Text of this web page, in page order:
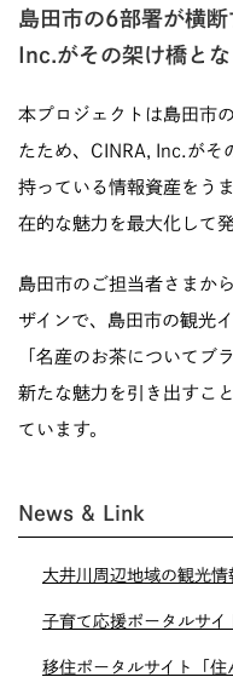
島田市の6部署が横
Inc.がその架け橋とな
本プロジェクトは島田市
たため、CINRA, Inc.がそ
持っている情報資産をう
在的な魅力を最大化して
島田市のご担当者さまか
ザインで、島田市の観光
「名産のお茶についてブ
新たな魅力を引き出すこ
ています。
News & Link
大井川周辺地域の観光情
子育て応援ポータルサイ
移住ポータルサイト「住